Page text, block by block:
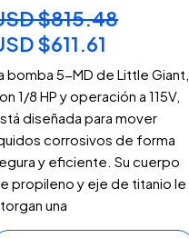
$815.48
$611.61
bomba 5-MD de Little Giant,
1/8 HP y operación a 115V,
diseñada para mover
corrosivos de forma
y eficiente. Su cuerpo
propileno y eje de titanio le
una